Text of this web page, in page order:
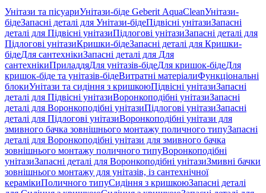
Унітази та пісуариУнітази-біде Geberit AquaCleanУнітази-
бідеЗапасні деталі для Унітази-бідеПідвісні унітазиЗапасні
деталі для Підвісні унітазиПідлогові унітазиЗапасні деталі для
Підлогові унітазиКришки-бідеЗапасні деталі для Кришки-
бідеДля сантехнікиЗапасні деталі для Для
сантехнікиПриладдяДля унітазів-бідеДля кришок-бідеДля
кришок-біде та унітазів-бідеВитратні матеріалиФункціональні
блокиУнітази та сидіння з кришкоюПідвісні унітазиЗапасні
деталі для Підвісні унітазиВоронкоподібні унітазиЗапасні
деталі для Воронкоподібні унітазиПідлогові унітазиЗапасні
деталі для Підлогові унітазиВоронкоподібні унітази для
змивного бачка зовнішнього монтажу поличного типуЗапасні
деталі для Воронкоподібні унітази для змивного бачка
зовнішнього монтажу поличного типуВоронкоподібні
унітазиЗапасні деталі для Воронкоподібні унітазиЗмивні бачки
зовнішнього монтажу для унітазів, із сантехнічної
керамікиПоличного типуСидіння з кришкоюЗапасні деталі